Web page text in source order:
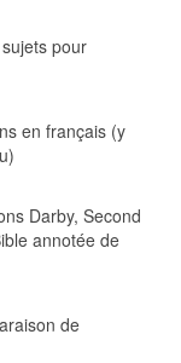
pour
en français (y
Darby, Second
annotée de
de